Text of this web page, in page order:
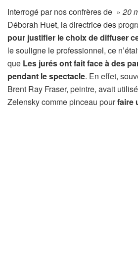
Interrogé par nos confrères de » 20
Déborah Huet, la directrice des
pour justifier le choix de diffuser
le souligne le professionnel, ce
que Les jurés ont fait face à des
pendant le spectacle. En effet,
Brent Ray Fraser, peintre, avait
Zelensky comme pinceau pourfaire